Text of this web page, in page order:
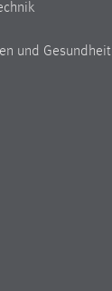
und Gesundheit